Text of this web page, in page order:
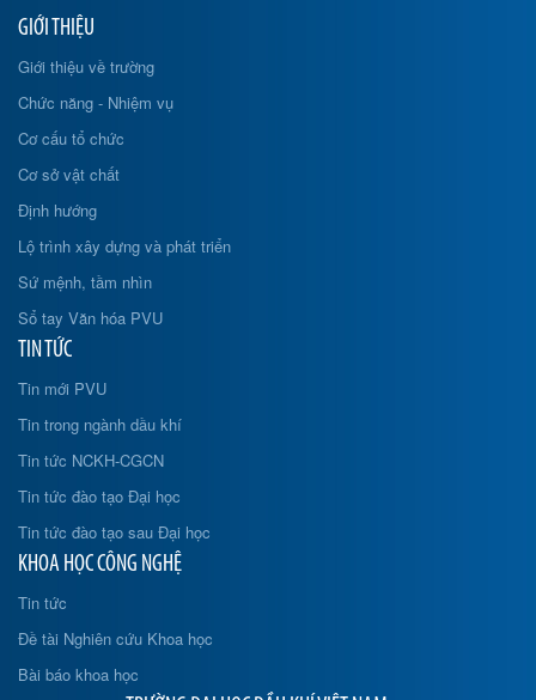
GIỚI THIỆU
Giới thiệu về trường
Chức năng - Nhiệm vụ
Cơ cấu tổ chức
Cơ sở vật chất
Định hướng
Lộ trình xây dựng và phát triển
Sứ mệnh, tầm nhìn
Sổ tay Văn hóa PVU
TIN TỨC
Tin mới PVU
Tin trong ngành dầu khí
Tin tức NCKH-CGCN
Tin tức đào tạo Đại học
Tin tức đào tạo sau Đại học
KHOA HỌC CÔNG NGHỆ
Tin tức
Đề tài Nghiên cứu Khoa học
Bài báo khoa học